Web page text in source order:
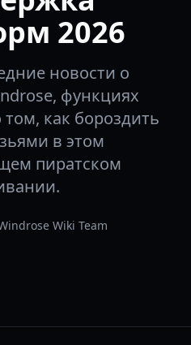
2026
новости о
функциях
как бороздить
в этом
пиратском
Wiki Team